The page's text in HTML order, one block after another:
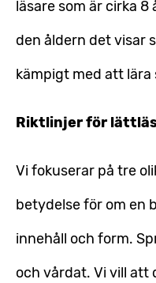
läsare som är cirka
den åldern det visar
kämpigt med att lära
Riktlinjer för
Vi fokuserar på tre
betydelse för om en
innehåll och form.
och vårdat. Vi vill att